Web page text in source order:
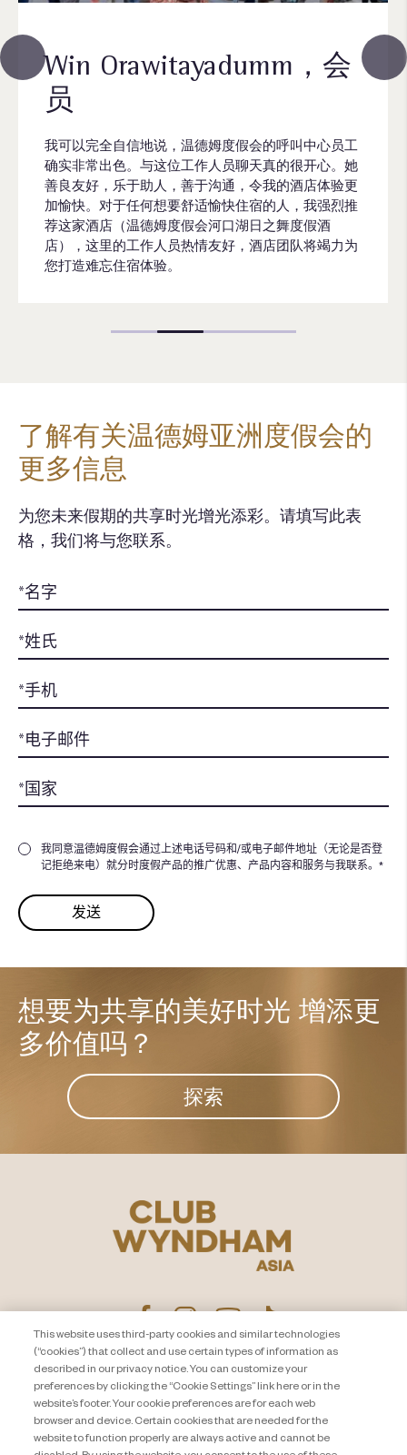
Win Orawitayadumm，会
员
我可以完全自信地说，温德姆度假会的呼叫中心员工
确实非常出色。与这位工作人员聊天真的很开心。她
善良友好，乐于助人，善于沟通，令我的酒店体验更
加愉快。对于任何想要舒适愉快住宿的人，我强烈推
荐这家酒店（温德姆度假会河口湖日之舞度假酒
店），这里的工作人员热情友好，酒店团队将竭力为
您打造难忘住宿体验。
了解有关温德姆亚洲度假会的
更多信息
为您未来假期的共享时光增光添彩。请填写此表
格，我们将与您联系。
我同意温德姆度假会通过上述电话号码和/或电子邮件地址（无论是否登
记拒绝来电）就分时度假产品的推广优惠、产品内容和服务与我联系。*
想要为共享的美好时光 增添更
多价值吗？
探索
隐私声明
About Travel + Leisure Co
Cookie Settings
联系我们
网站地图
条款和条件
This website uses third-party cookies and similar technologies
(“cookies”) that collect and use certain types of information as
described in our privacy notice. You can customize your
preferences by clicking the “Cookie Settings” link here or in the
website’s footer. Your cookie preferences are for each web
browser and device. Certain cookies that are needed for the
website to function properly are always active and cannot be